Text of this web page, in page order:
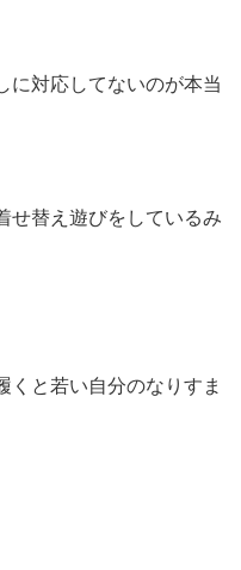
に対応してないのが本当
せ替え遊びをしているみ
くと若い自分のなりすま